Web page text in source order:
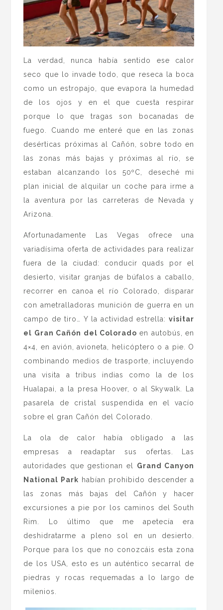
La verdad, nunca había sentido ese calor
seco que lo invade todo, que reseca la boca
como un estropajo, que evapora la humedad
de los ojos y en el que cuesta respirar
porque lo que tragas son bocanadas de
fuego. Cuando me enteré que en las zonas
desérticas próximas al Cañón, sobre todo en
las zonas más bajas y próximas al río, se
estaban alcanzando los 50ºC, deseché mi
plan inicial de alquilar un coche para irme a
la aventura por las carreteras de Nevada y
Arizona.
Afortunadamente Las Vegas ofrece una
variadísima oferta de actividades para realizar
fuera de la ciudad: conducir quads por el
desierto, visitar granjas de búfalos a caballo,
recorrer en canoa el río Colorado, disparar
con ametralladoras munición de guerra en un
campo de tiro… Y la actividad estrella:visitar
el Gran Cañón del Colorado en autobús, en
4×4, en avión, avioneta, helicóptero o a pie. O
combinando medios de trasporte, incluyendo
una visita a tribus indias como la de los
Hualapai, a la presa Hoover, o al Skywalk. La
pasarela de cristal suspendida en el vacío
sobre el gran Cañón del Colorado.
La ola de calor había obligado a las
empresas a readaptar sus ofertas. Las
autoridades que gestionan el Grand Canyon
National Park habían prohibido descender a
las zonas más bajas del Cañón y hacer
excursiones a pie por los caminos del South
Rim. Lo último que me apetecía era
deshidratarme a pleno sol en un desierto.
Porque para los que no conozcáis esta zona
de los USA, esto es un auténtico secarral de
piedras y rocas requemadas a lo largo de
milenios.